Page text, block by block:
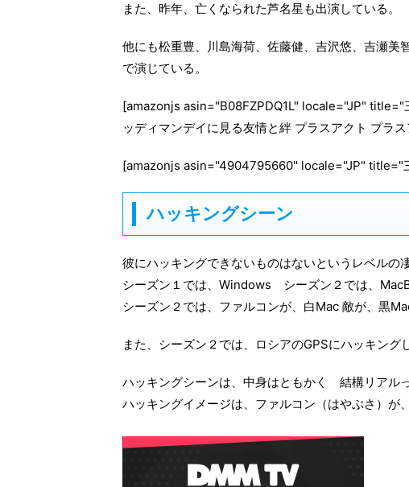
また、昨年、亡くなられた芦名星も出演している。
他にも松重豊、川島海荷、佐藤健、吉沢悠、吉瀬美
で演じている。
[amazonjs asin="B08FZPDQ1L" locale="JP"
ッディマンデイに見る友情と絆 プラスアクト プラ
[amazonjs asin="4904795660" locale="JP" title="
ハッキングシーン
彼にハッキングできないものはないというレベルの
シーズン１では、Windows シーズン２では、
シーズン２では、ファルコンが、白Mac 敵が、黒
また、シーズン２では、ロシアのGPSにハッキング
ハッキングシーンは、中身はともかく 結構リアル
ハッキングイメージは、ファルコン（はやぶさ）が